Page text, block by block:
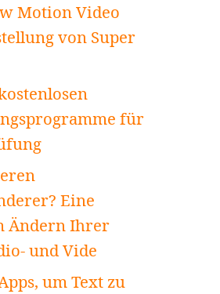
Motion Video
von Super
für
Eine
Ändern Ihrer
und Vide
um Text zu